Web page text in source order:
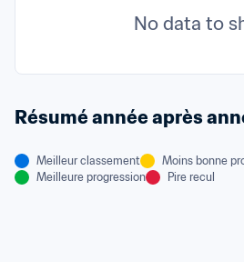
No data to
Résumé année après
Meilleur classement
Moins bonne
Meilleure progression
Pire recul